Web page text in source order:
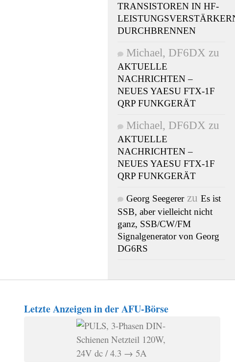
TRANSISTOREN IN HF-
DURCHBRENNEN
Michael, DF6DX zu
AKTUELLE
NACHRICHTEN –
NEUES YAESU FTX-1F
QRP FUNKGERÄT
Michael, DF6DX zu
AKTUELLE
NACHRICHTEN –
NEUES YAESU FTX-1F
QRP FUNKGERÄT
Georg Seegererzu Es ist
SSB, aber vielleicht nicht
ganz, SSB/CW/FM
Signalgenerator von Georg
DG6RS
Letzte Anzeigen in der AFU-Börse